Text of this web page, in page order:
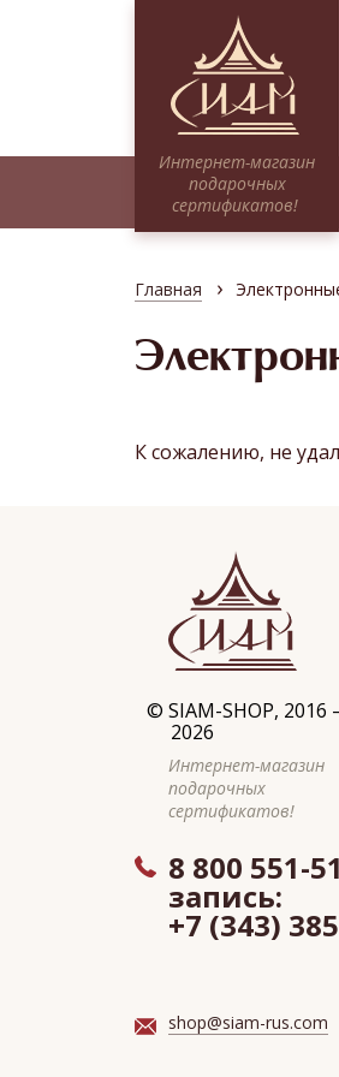
Интернет-магазин
подарочных
сертификатов!
Тайские традиции
Миксы
Программы для двоих
Главная ›
К сожалению, не
© SIAM-SHOP, 2016
2026
Интернет-магазин
подарочных
сертификатов!
8 800 551-
запись:
+7 (343)
shop@siam-rus.com